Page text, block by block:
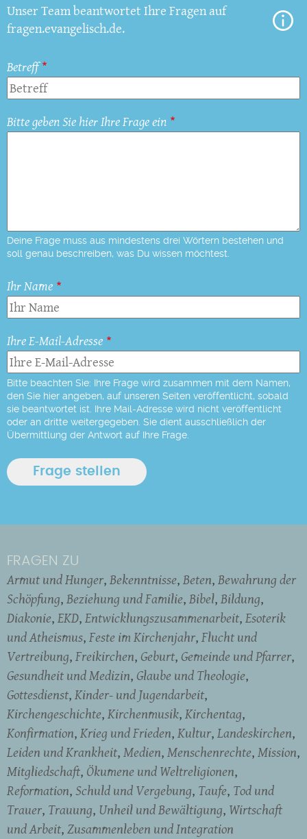
Unser Team beantwortet Ihre Fragen auf
fragen.evangelisch.de.
Betreff
Bitte geben Sie hier Ihre Frage ein
Deine Frage muss aus mindestens drei Wörtern bestehen und
soll genau beschreiben, was Du wissen möchtest.
Ihr Name
Ihre E-Mail-Adresse
Bitte beachten Sie: Ihre Frage wird zusammen mit dem Namen,
den Sie hier angeben, auf unseren Seiten veröffentlicht, sobald
sie beantwortet ist. Ihre Mail-Adresse wird nicht veröffentlicht
oder an dritte weitergegeben. Sie dient ausschließlich der
Übermittlung der Antwort auf Ihre Frage.
FRAGEN ZU
Armut und Hunger Bekenntnisse Beten Bewahrung der
Schöpfung Beziehung und Familie Bibel Bildung
Diakonie EKD Entwicklungszusammenarbeit Esoterik
und Atheismus Feste im Kirchenjahr Flucht und
Vertreibung Freikirchen Geburt Gemeinde und Pfarrer
Gesundheit und Medizin Glaube und Theologie
Gottesdienst Kinder- und Jugendarbeit
Kirchengeschichte Kirchenmusik Kirchentag
Konfirmation Krieg und Frieden Kultur Landeskirchen
Leiden und Krankheit Medien Menschenrechte Mission
Mitgliedschaft Ökumene und Weltreligionen
Reformation Schuld und Vergebung Taufe Tod und
Trauer Trauung Unheil und Bewältigung Wirtschaft
und Arbeit Zusammenleben und Integration